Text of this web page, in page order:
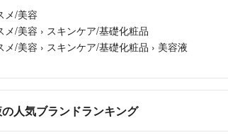
メ/美容
メ/美容 › スキンケア/基礎化粧品
メ/美容 › スキンケア/基礎化粧品 › 美容液
人気ブランドランキング